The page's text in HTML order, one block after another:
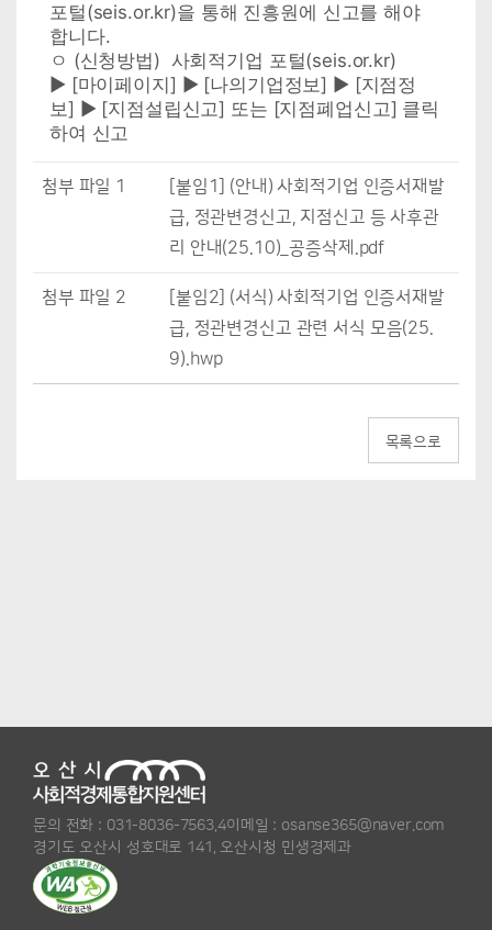
포털(seis.or.kr)을 통해 진흥원에 신고를 해야
합니다.
ㅇ (신청방법) 사회적기업 포털(seis.or.kr)
▶ [마이페이지] ▶ [나의기업정보] ▶ [지점정
보] ▶ [지점설립신고] 또는 [지점폐업신고] 클릭
하여 신고
첨부 파일 1
[붙임1] (안내) 사회적기업 인증서재발
급, 정관변경신고, 지점신고 등 사후관
리 안내(25.10)_공증삭제.pdf
첨부 파일 2
[붙임2] (서식) 사회적기업 인증서재발
급, 정관변경신고 관련 서식 모음(25.
9).hwp
목록으로
문의 전화 : 031-8036-7563,4이메일 : osanse365@naver.com
경기도 오산시 성호대로 141, 오산시청 민생경제과